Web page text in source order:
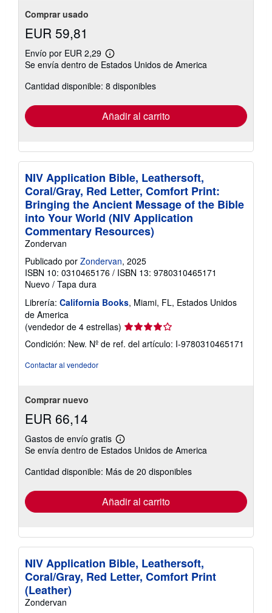
Comprar usado
EUR 59,81
Envío por EUR 2,29
Más
información
las
tarifas
envío
Se envía dentro de Estados Unidos de America
Cantidad disponible: 8 disponibles
Añadir al carrito
NIV Application Bible, Leathersoft,
Coral/Gray, Red Letter, Comfort Print:
Bringing the Ancient Message of the Bible
into Your World (NIV Application
Commentary Resources)
Zondervan
Publicado por Zondervan, 2025
ISBN 10: 0310465176 / ISBN 13: 9780310465171
Nuevo / Tapa dura
Librería: California Books, Miami, FL, Estados Unidos
de America
(vendedor de 4 estrellas) Calificación
del
vendedor:
Condición: New. Nº de ref. del artículo: I-9780310465171
Contactar al vendedor
Comprar nuevo
EUR 66,14
Gastos de envío gratis
Más
información
las
envío
Se envía dentro de Estados Unidos de America
Cantidad disponible: Más de 20 disponibles
Añadir al carrito
NIV Application Bible, Leathersoft,
Coral/Gray, Red Letter, Comfort Print
(Leather)
Zondervan